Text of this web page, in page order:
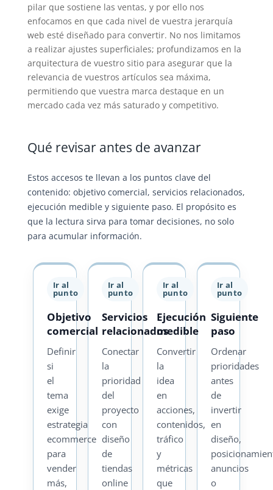
pilar que sostiene las ventas, y por ello nos
enfocamos en que cada nivel de vuestra jerarquía
web esté diseñado para convertir. No nos limitamos
a realizar ajustes superficiales; profundizamos en la
arquitectura de vuestro sitio para asegurar que la
relevancia de vuestros artículos sea máxima,
permitiendo que vuestra marca destaque en un
mercado cada vez más saturado y competitivo.
Qué revisar antes de avanzar
Estos accesos te llevan a los puntos clave del
contenido: objetivo comercial, servicios relacionados,
ejecución medible y siguiente paso. El propósito es
que la lectura sirva para tomar decisiones, no solo
para acumular información.
Ir al
punto
Objetivo
comercial
Definir
si
el
tema
exige
estrategia
ecommerce
para
vender
más,
Ir al
punto
Servicios
relacionados
Conectar
la
prioridad
del
proyecto
con
diseño
de
tiendas
online
Ir al
punto
Ejecución
medible
Convertir
la
idea
en
acciones,
contenidos,
tráfico
y
métricas
que
Ir al
punto
Siguiente
paso
Ordenar
prioridades
antes
de
invertir
en
diseño,
anuncios
o